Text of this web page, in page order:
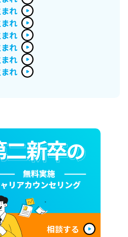
れ
れ
れ
れ
れ
れ
相談する